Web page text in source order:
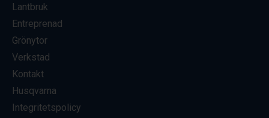
Lantbruk
Entreprenad
Grönytor
Verkstad
Kontakt
Husqvarna
Integritetspolicy